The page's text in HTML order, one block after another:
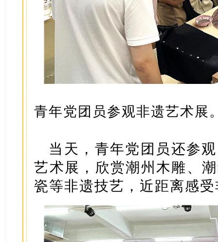
青年党团员参观非遗艺术展
当天，青年党团员还参
艺术展，欣赏潮州木雕、
瓷等非遗技艺，近距离感